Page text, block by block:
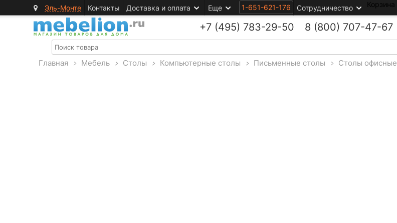
Эль-Монте Контакты Доставка и оплата Еще 1-651-621-176 Сотрудничество Корзина
+7 (495) 783-29-50 8 (800) 707-47-67
Главная > Мебель > Столы > Компьютерные столы > Письменные столы > Столы офисные